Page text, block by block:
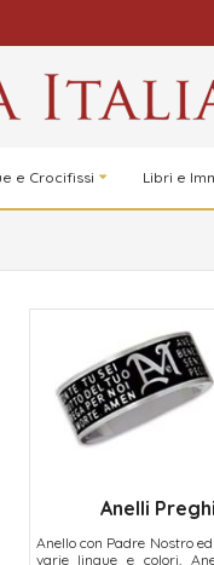
e Crocifissi Libri e
Anelli
Anello con Padre Nostro
varie lingue e colori,